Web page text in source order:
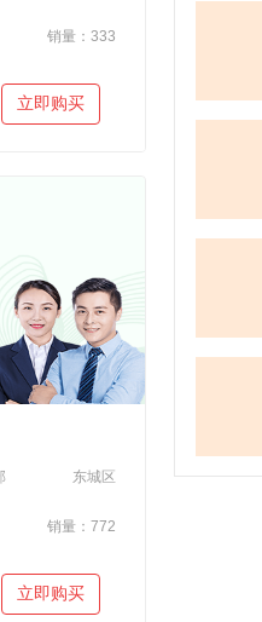
销量：333
立即购买
东城区
销量：772
立即购买